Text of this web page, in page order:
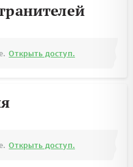
Открыть доступ.
Открыть доступ.